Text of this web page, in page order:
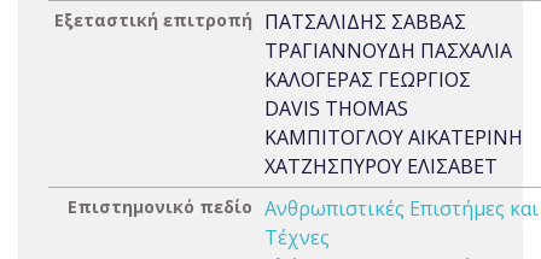
Εξεταστική επιτροπή
ΠΑΤΣΑΛΙΔΗΣ ΣΑΒΒΑΣ
ΤΡΑΓΙΑΝΝΟΥΔΗ ΠΑΣΧΑΛΙΑ
ΚΑΛΟΓΕΡΑΣ ΓΕΩΡΓΙΟΣ
DAVIS THOMAS
ΚΑΜΠΙΤΟΓΛΟΥ ΑΙΚΑΤΕΡΙΝΗ
ΧΑΤΖΗΣΠΥΡΟΥ ΕΛΙΣΑΒΕΤ
Επιστημονικό πεδίο Ανθρωπιστικές Επιστήμες και
Τέχνες